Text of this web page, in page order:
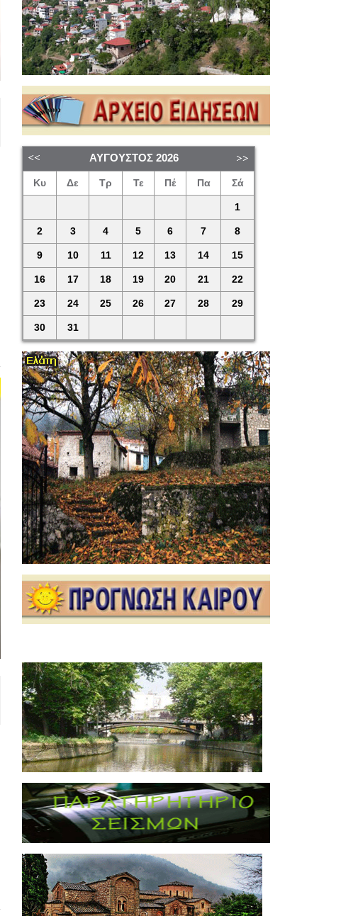
ΑΎΓΟΥΣΤΟΣ 2026
Κυ Δε Τρ Τε Πέ Πα Σά
1
2 3 4 5 6 7 8
9 10 11 12 13 14 15
16 17 18 19 20 21 22
23 24 25 26 27 28 29
30 31